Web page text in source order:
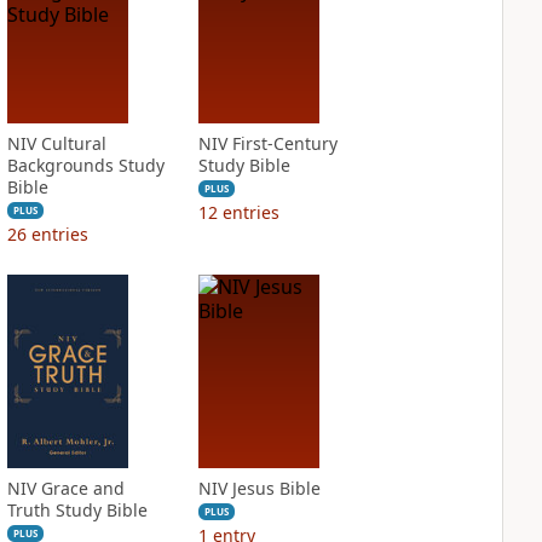
NIV Cultural
Backgrounds Study
Bible
PLUS
26 entries
NIV First-Century
Study Bible
PLUS
12 entries
NIV Grace and
Truth Study Bible
PLUS
NIV Jesus Bible
PLUS
1 entry